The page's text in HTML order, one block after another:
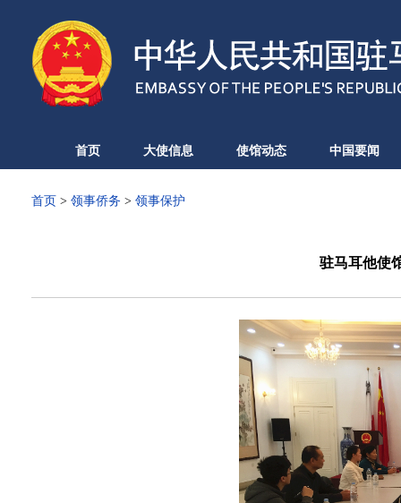
首页 大使信息 使馆动态 中国要闻
首页 > 领事侨务 > 领事保护
驻马耳他使